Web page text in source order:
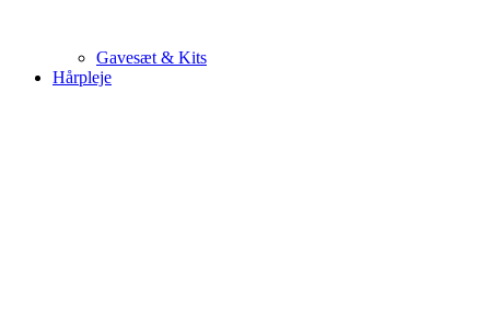
Gavesæt & Kits
Hårpleje